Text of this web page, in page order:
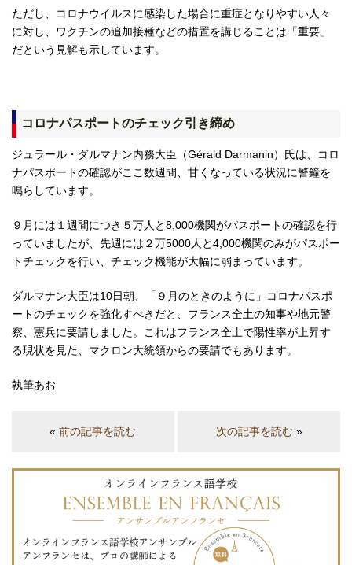
ただし、コロナウイルスに感染した場合に重症となりやすい人々
に対し、ワクチンの追加接種などの措置を講じることは「重要」
だという見解も示しています。
コロナパスポートのチェック引き締め
ジュラール・ダルマナン内務大臣（Gérald Darmanin）氏は、コロ
ナパスポートの確認がここ数週間、甘くなっている状況に警鐘を
鳴らしています。
９月には１週間につき５万人と8,000機関がパスポートの確認を行
っていましたが、先週には２万5000人と4,000機関のみがパスポー
トチェックを行い、チェック機能が大幅に弱まっています。
ダルマナン大臣は10日朝、「９月のときのように」コロナパスポ
ートのチェックを強化すべきだと、フランス全土の知事や地元警
察、憲兵に要請しました。これはフランス全土で陽性率が上昇す
る現状を見た、マクロン大統領からの要請でもあります。
執筆あお
«前の記事を読む 次の記事を読む»